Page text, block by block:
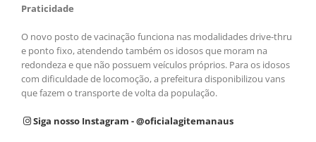
Praticidade
O novo posto de vacinação funciona nas modalidades drive-thru
e ponto fixo, atendendo também os idosos que moram na
redondeza e que não possuem veículos próprios. Para os idosos
com dificuldade de locomoção, a prefeitura disponibilizou vans
que fazem o transporte de volta da população.
Siga nosso Instagram - @oficialagitemanaus